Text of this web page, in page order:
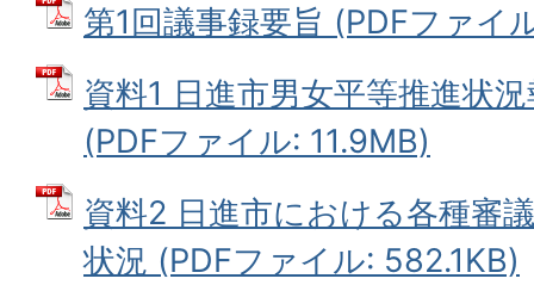
第1回議事録要旨 (PDFファイ
資料1 日進市男女平等推進状
(PDFファイル: 11.9MB)
資料2 日進市における各種審
状況 (PDFファイル: 582.1KB)